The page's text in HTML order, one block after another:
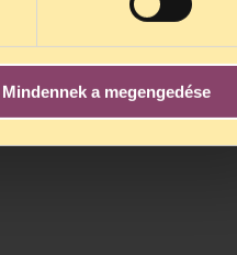
Mindennek a megengedése